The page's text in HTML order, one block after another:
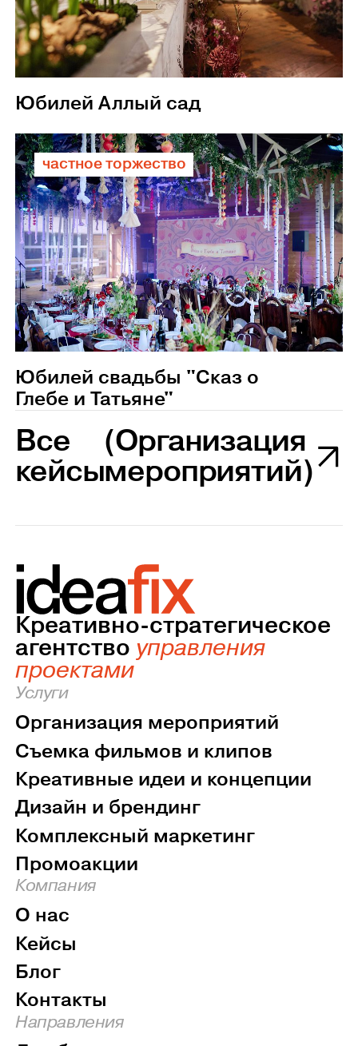
Юбилей Аллый сад
частное торжество
Юбилей свадьбы "Сказ о
Глебе и Татьяне"
Все
кейсы
(Организация
мероприятий)
Креативно-стратегическое
агентство управления
проектами
Услуги
Организация мероприятий
Съемка фильмов и клипов
Креативные идеи и концепции
Дизайн и брендинг
Комплексный маркетинг
Промоакции
Компания
О нас
Кейсы
Блог
Контакты
Направления